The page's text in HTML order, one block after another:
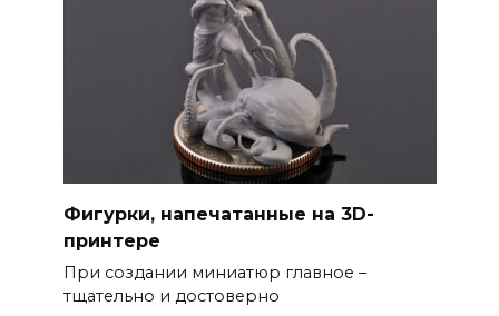
Фигурки, напечатанные на 3D-
принтере
При создании миниатюр главное –
тщательно и достоверно